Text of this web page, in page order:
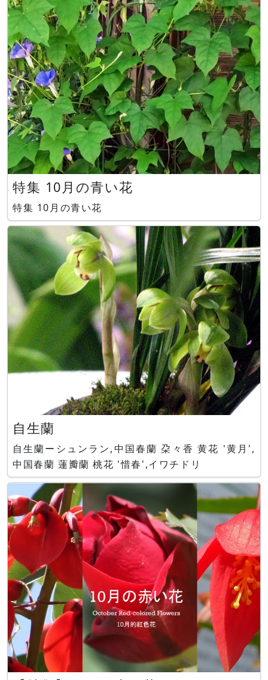
特集 10月の青い花
特集 10月の青い花
自生蘭
自生蘭ーシュンラン,中国春蘭 朶々香 黄花 '黄月',
中国春蘭 蓮瓣蘭 桃花 '惜春',イワチドリ